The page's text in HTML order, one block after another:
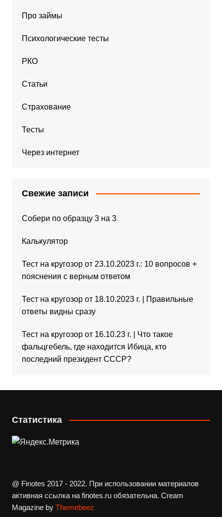
Про займы
Психологические тесты
РКО
Статьи
Страхование
Тесты
Через интернет
Свежие записи
Собери по образцу 3 на 3
Калькулятор
Тест на кругозор от 23.10.2023 г.: 10 вопросов +
пояснения с верным ответом
Тест на кругозор от 18.10.2023 г. | Правильные
ответы видны сразу
Тест на кругозор от 16.10.23 г. | Что такое
фальцгебель, где находится Ибица, кто
последний президент СССР?
Статистика
@ Finotes 2017 - 2022. При использовании материалов
активная ссылка на finotes.ru обязательна. Cream
Magazine by Themebeez